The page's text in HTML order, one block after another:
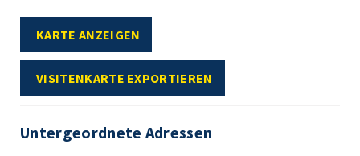
KARTE ANZEIGEN
VISITENKARTE EXPORTIEREN
Untergeordnete Adressen